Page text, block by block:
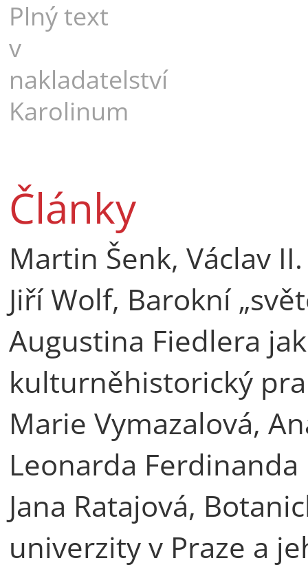
Plný text
v
nakladatelství
Karolinum
Články
Martin Šenk, Václav
Jiří Wolf, Barokní
Augustina Fiedlera
kulturněhistorický
Marie Vymazalová,
Leonarda
Jana Ratajová,
univerzity v Praze a